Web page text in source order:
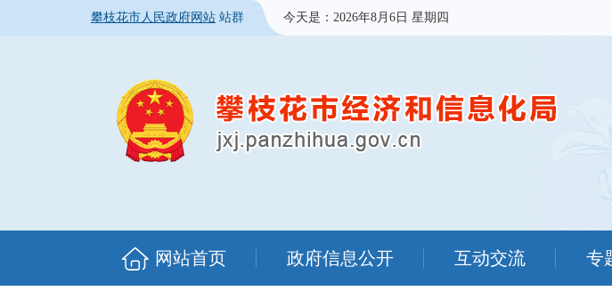
攀枝花市人民政府网站 站群 今天是： 2026年8月6日 星期四
网站首页 政府信息公开 互动交流 专